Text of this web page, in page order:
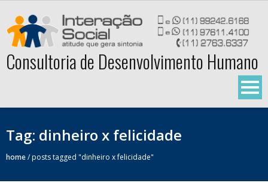
content
Consultoria de Desenvolvimento Humano
Tag: dinheiro x felicidade
home/posts tagged "dinheiro x felicidade"